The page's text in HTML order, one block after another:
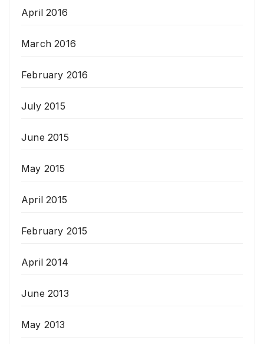
April 2016
March 2016
February 2016
July 2015
June 2015
May 2015
April 2015
February 2015
April 2014
June 2013
May 2013